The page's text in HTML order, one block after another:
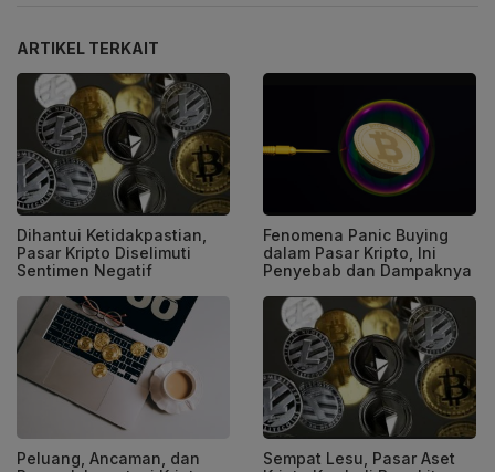
ARTIKEL TERKAIT
Dihantui Ketidakpastian,
Pasar Kripto Diselimuti
Sentimen Negatif
Fenomena Panic Buying
dalam Pasar Kripto, Ini
Penyebab dan Dampaknya
Peluang, Ancaman, dan
Sempat Lesu, Pasar Aset